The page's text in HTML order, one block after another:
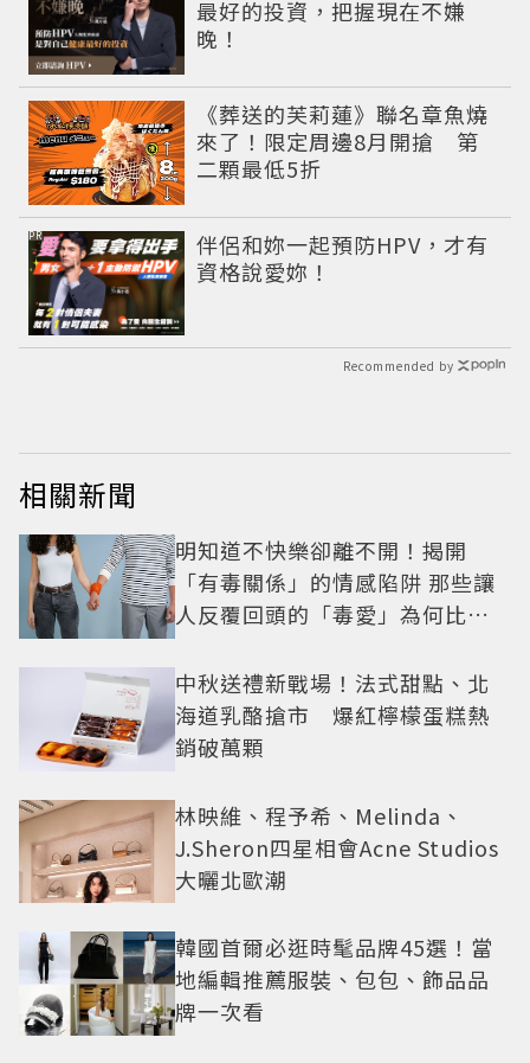
最好的投資，把握現在不嫌
晚！
《葬送的芙莉蓮》聯名章魚燒
來了！限定周邊8月開搶 第
二顆最低5折
伴侶和妳一起預防HPV，才有
資格說愛妳！
PR
Recommended by
相關新聞
明知道不快樂卻離不開！揭開
「有毒關係」的情感陷阱 那些讓
人反覆回頭的「毒愛」為何比菸
中秋送禮新戰場！法式甜點、北
海道乳酪搶市 爆紅檸檬蛋糕熱
銷破萬顆
林映維、程予希、Melinda、
J.Sheron四星相會Acne Studios
大曬北歐潮
韓國首爾必逛時髦品牌45選！當
地編輯推薦服裝、包包、飾品品
牌一次看